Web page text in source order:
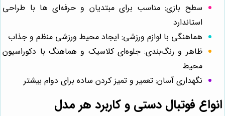
سطح بازی: مناسب برای مبتدیان و حرفه‌ای‌ ها با طراحی
استاندارد
هماهنگی با لوازم ورزشی: ایجاد محیط ورزشی منظم و جذاب
ظاهر و رنگ‌بندی: جلوه‌ای کلاسیک و هماهنگ با دکوراسیون
محیط
نگهداری آسان: تعمیر و تمیز کردن ساده برای دوام بیشتر
انواع فوتبال دستی و کاربرد هر مدل